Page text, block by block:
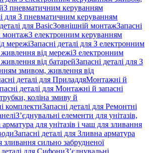
З пневматичним керуванням
для З пневматичним керуванням
для BasicЗовнішній монтажЗапасні
монтажЗ електронним керуванням
мережіЗапасні деталі для З електронним
від мережіЗ електронним
від батарейЗапасні деталі для З
змивом, живлення від
деталі для ПриладдяМонтажні й
деталі для Монтажні й запасні
коліна змиву й
комплектиЗапасні деталі для Ремонтні
З’єднувальні елементи для унітазів,
для унітазів і чаш для зливання
Запасні деталі для Зливна арматура
зливання сильно забрудненої
деталі для СифониЗ’єднувальні